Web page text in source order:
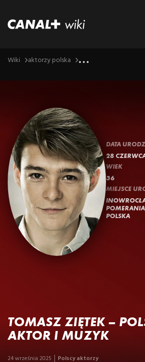
Wiki aktorzy polska ...
DATA
28
WIEK
36
MIEJSCE
POLSKA
TOMASZ ZIĘTEK –
AKTOR I MUZYK
24 września 2025 Polscy aktorzy